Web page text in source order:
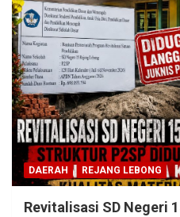
DAERAH REJANG LEBONG
Revitalisasi SD Negeri